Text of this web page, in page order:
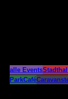
alle Events
ParkCafé